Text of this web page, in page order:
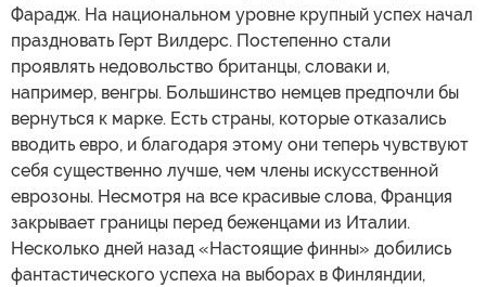
Фарадж. На национальном уровне крупный успех начал
праздновать Герт Вилдерс. Постепенно стали
проявлять недовольство британцы, словаки и,
например, венгры. Большинство немцев предпочли бы
вернуться к марке. Есть страны, которые отказались
вводить евро, и благодаря этому они теперь чувствуют
себя существенно лучше, чем члены искусственной
еврозоны. Несмотря на все красивые слова, Франция
закрывает границы перед беженцами из Италии.
Несколько дней назад «Настоящие финны» добились
фантастического успеха на выборах в Финляндии,